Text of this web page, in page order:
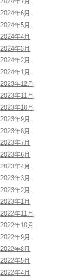
2024年6月
2024年5月
2024年4月
2024年3月
2024年2月
2024年1月
2023年12月
2023年11月
2023年10月
2023年9月
2023年8月
2023年7月
2023年6月
2023年4月
2023年3月
2023年2月
2023年1月
2022年11月
2022年10月
2022年9月
2022年8月
2022年5月
2022年4月